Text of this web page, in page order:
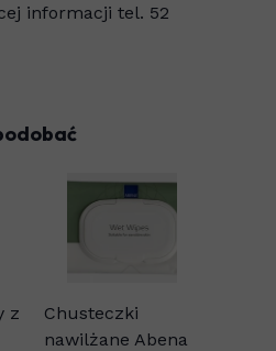
informacji tel. 52
z
Chusteczki
nawilżane Abena